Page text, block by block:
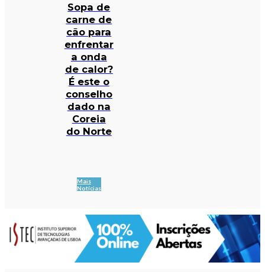
Sopa de
carne de
cão para
enfrentar
a onda
de calor?
É este o
conselho
dado na
Coreia
do Norte
Mais
Notícias